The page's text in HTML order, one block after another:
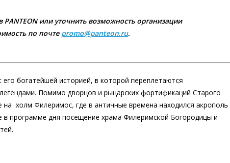
или уточнить возможность организации
по почте promo@panteon.ru.
богатейшей историей, в которой переплетаются
Помимо дворцов и рыцарских фортификаций Старого
на холм Филеримос, где в античные времена находился акрополь
программе дня посещение храма Филеримской Богородицы и